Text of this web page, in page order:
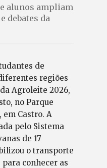
alunos ampliam
debates da
de
regiões
Agroleite 2026,
no Parque
Castro. A
pelo Sistema
de 17
o transporte
conhecer as